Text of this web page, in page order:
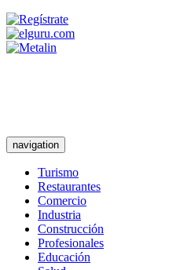
navigation
Turismo
Restaurantes
Comercio
Industria
Construcción
Profesionales
Educación